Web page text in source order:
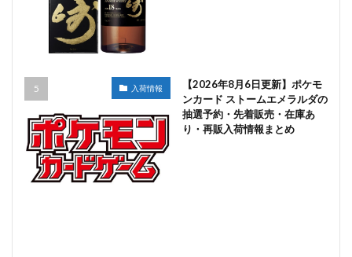
入荷情報
【2026年8月6日更新】ポケモ
ンカード ストームエメラルダの
抽選予約・先着販売・在庫あ
り・再販入荷情報まとめ